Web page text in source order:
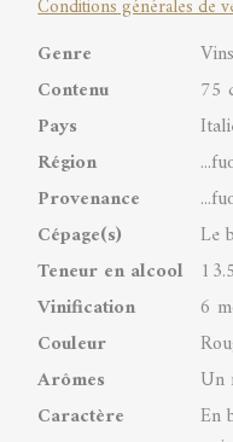
N°8
quantity
Conditions générales de
Genre
Contenu
75
Pays
Région
Provenance
Cépage(s)
Le
Teneur en alcool
Vinification
6
Couleur
Arômes
Un
Caractère
En